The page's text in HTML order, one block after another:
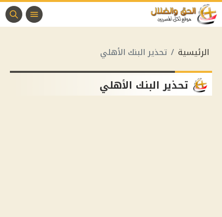
الرئيسية تحذير البنك الأهلي
تحذير البنك الأهلي